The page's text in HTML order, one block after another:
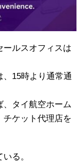
ールスオフィスは
15時より通常通
、タイ航空ホーム
チケット代理店を
る。